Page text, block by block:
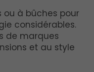
ou à bûches pour
considérables.
de marques
et au style